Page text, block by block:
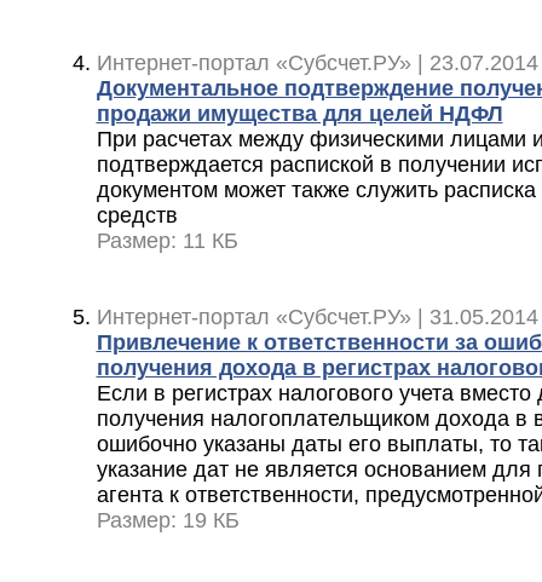
Интернет-портал «Субсчет.РУ» |
Документальное подтверждение
продажи имущества для целей НДФЛ
При расчетах между физическими лицами
подтверждается распиской в получении
документом может также служить
средств
Размер: 11 КБ
Интернет-портал «Субсчет.РУ» |
Привлечение к ответственности за
получения дохода в регистрах
Если в регистрах налогового учета
получения налогоплательщиком дохода в
ошибочно указаны даты его выплаты, то
указание дат не является основанием для
агента к ответственности,
Размер: 19 КБ